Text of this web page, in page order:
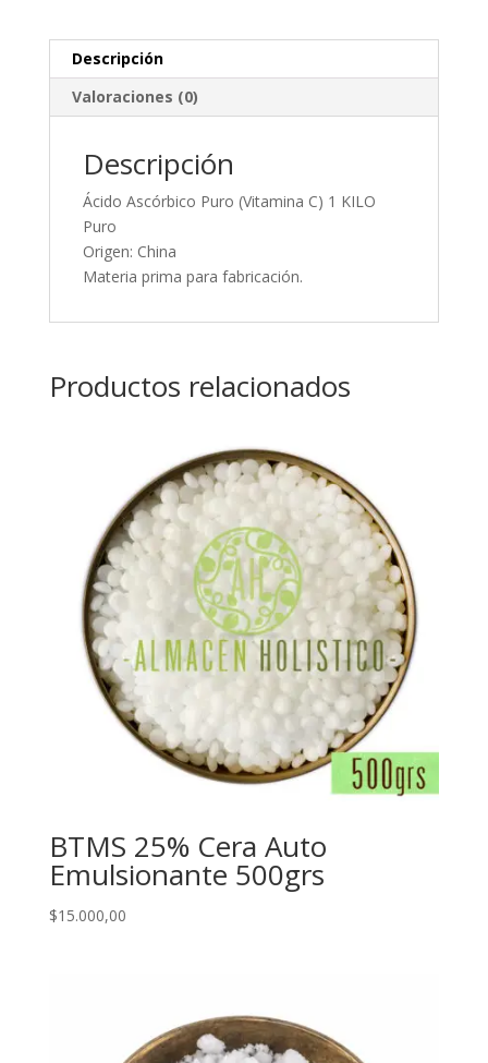
Descripción
Valoraciones (0)
Descripción
Ácido Ascórbico Puro (Vitamina C) 1 KILO
Puro
Origen: China
Materia prima para fabricación.
Productos relacionados
BTMS 25% Cera Auto
Emulsionante 500grs
$15.000,00